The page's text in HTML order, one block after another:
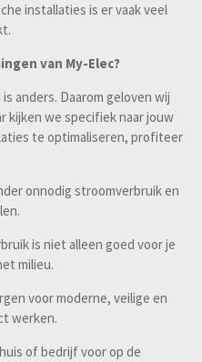
installaties is er vaak veel
van My-Elec?
anders. Daarom geloven wij
kijken we specifiek naar jouw
te optimaliseren, profiteer
onnodig stroomverbruik en
is niet alleen goed voor je
milieu.
voor moderne, veilige en
werken.
of bedrijf voor op de